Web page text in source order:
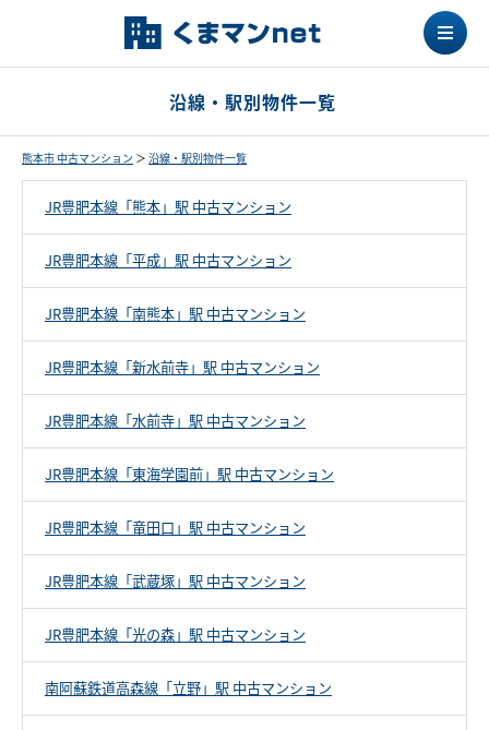
沿線・駅別物件一覧
熊本市 中古マンション ＞ 沿線・駅別物件一覧
JR豊肥本線「熊本」駅 中古マンション
JR豊肥本線「平成」駅 中古マンション
JR豊肥本線「南熊本」駅 中古マンション
JR豊肥本線「新水前寺」駅 中古マンション
JR豊肥本線「水前寺」駅 中古マンション
JR豊肥本線「東海学園前」駅 中古マンション
JR豊肥本線「竜田口」駅 中古マンション
JR豊肥本線「武蔵塚」駅 中古マンション
JR豊肥本線「光の森」駅 中古マンション
南阿蘇鉄道高森線「立野」駅 中古マンション